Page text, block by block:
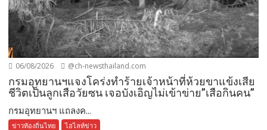
06/08/2026 @ch-newsthailand.com
กรมอุทยานฯแจงโคร่งทำร้ายเจ้าหน้าที่ห้วยขาแข้งเสีย
ชีวิตเป็นลูกเสือวัยซน เจอบังเอิญไม่เข้าข่าย”เสือกินคน”
กรมอุทยานฯ แถลงค...
ข่าวท้องถิ่นไทย ไฮไลท์ข่าว